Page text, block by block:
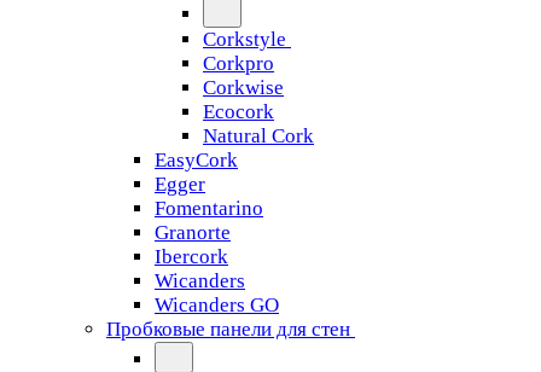
Corkstyle
Corkpro
Corkwise
Ecocork
Natural Cork
EasyCork
Egger
Fomentarino
Granorte
Ibercork
Wicanders
Wicanders GO
Пробковые панели для стен